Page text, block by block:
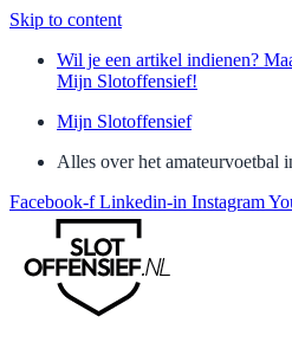
Skip to content
Wil je een artikel indienen?
Mijn Slotoffensief!
Mijn Slotoffensief
Alles over het amateurvoetbal
Facebook-f Linkedin-in Instagram